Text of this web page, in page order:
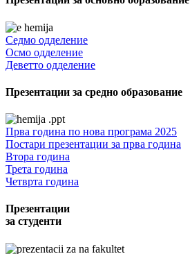
Седмо одделение
Осмо одделение
Деветто одделение
Презентации за средно образование
Прва година по нова програма 2025
Постари презентации за прва година
Втора година
Трета година
Четврта година
Презентации
за студенти